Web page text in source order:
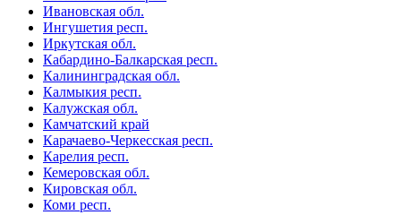
Ивановская обл.
Ингушетия респ.
Иркутская обл.
Кабардино-Балкарская респ.
Калининградская обл.
Калмыкия респ.
Калужская обл.
Камчатский край
Карачаево-Черкесская респ.
Карелия респ.
Кемеровская обл.
Кировская обл.
Коми респ.